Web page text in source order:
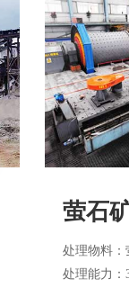
萤石
处理物料
处理能力